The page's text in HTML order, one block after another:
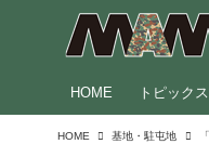
HOME トピックス
HOME 基地・駐屯地